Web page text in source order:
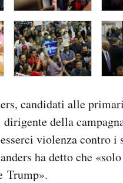
candidati alle
della
violenza contro i
ha detto che
Trump».